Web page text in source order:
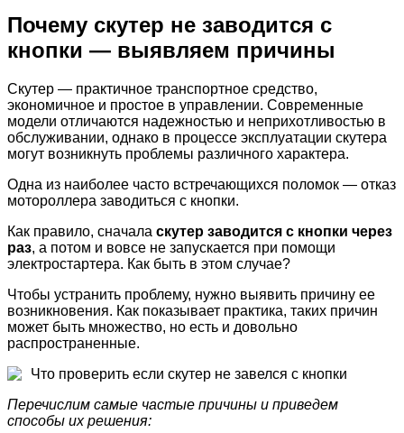
Почему скутер не заводится с
кнопки — выявляем причины
Скутер — практичное транспортное средство,
экономичное и простое в управлении. Современные
модели отличаются надежностью и неприхотливостью в
обслуживании, однако в процессе эксплуатации скутера
могут возникнуть проблемы различного характера.
Одна из наиболее часто встречающихся поломок — отказ
мотороллера заводиться с кнопки.
Как правило, сначала скутер заводится с кнопки через
раз, а потом и вовсе не запускается при помощи
электростартера. Как быть в этом случае?
Чтобы устранить проблему, нужно выявить причину ее
возникновения. Как показывает практика, таких причин
может быть множество, но есть и довольно
распространенные.
Что проверить если скутер не завелся с кнопки
Перечислим самые частые причины и приведем
способы их решения: